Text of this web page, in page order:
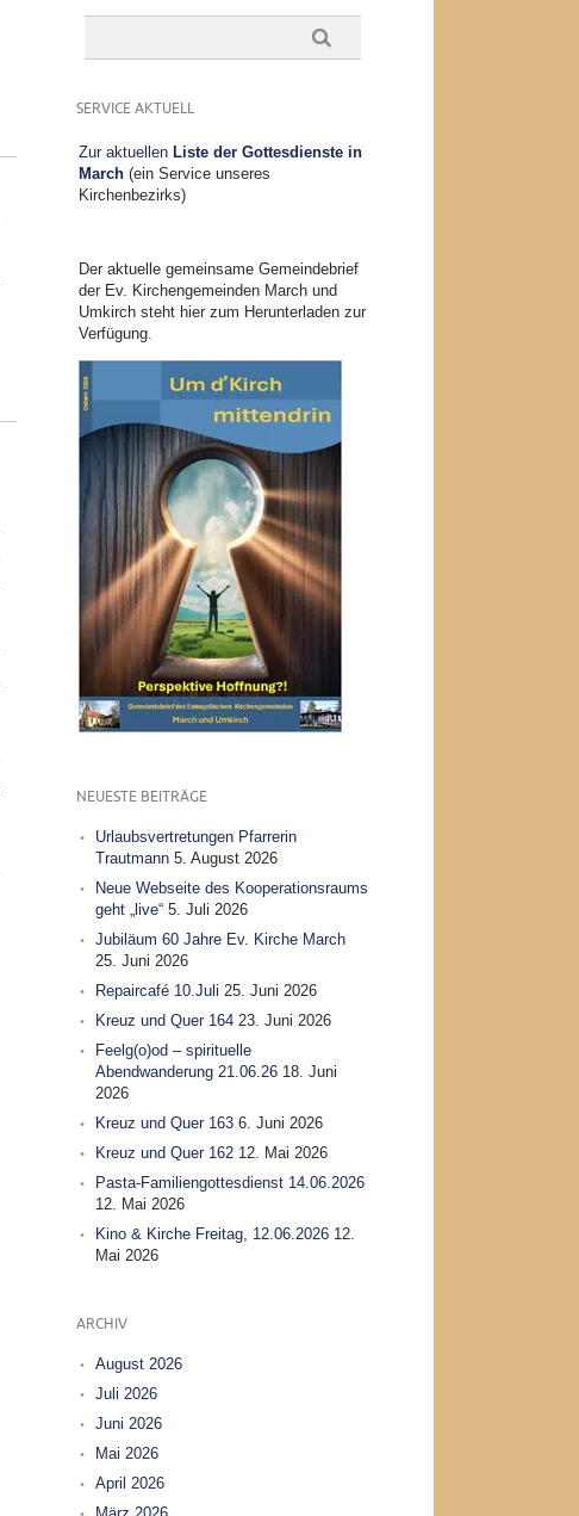
SERVICE AKTUELL
Zur aktuellen Liste der Gottesdienste in
March(ein Service unseres
Kirchenbezirks)
Der aktuelle gemeinsame Gemeindebrief
der Ev. Kirchengemeinden March und
Umkirch steht hier zum Herunterladen zur
Verfügung.
NEUESTE BEITRÄGE
Urlaubsvertretungen Pfarrerin
Trautmann 5. August 2026
Neue Webseite des Kooperationsraums
geht „live“ 5. Juli 2026
Jubiläum 60 Jahre Ev. Kirche March
25. Juni 2026
Repaircafé 10.Juli 25. Juni 2026
Kreuz und Quer 164 23. Juni 2026
Feelg(o)od – spirituelle
Abendwanderung 21.06.26 18. Juni
2026
Kreuz und Quer 163 6. Juni 2026
Kreuz und Quer 162 12. Mai 2026
Pasta-Familiengottesdienst 14.06.2026
12. Mai 2026
Kino & Kirche Freitag, 12.06.2026 12.
Mai 2026
ARCHIV
August 2026
Juli 2026
Juni 2026
Mai 2026
April 2026